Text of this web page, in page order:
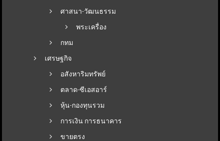
ศาสนา-วัฒนธรรม
พระเครื่อง
กทม
เศรษฐกิจ
อสังหาริมทรัพย์
ตลาด-ซีเอสอาร์
หุ้น-กองทุนรวม
การเงิน การธนาคาร
ขายตรง